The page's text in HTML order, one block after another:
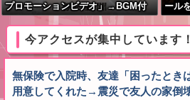
プロモーションビデオ」→BGM付
き被災地視察動画に批判殺到
ール
今アクセスが集中しています！
無保険で入院時、友達「困ったとき
用意してくれた→震災で友人の家倒